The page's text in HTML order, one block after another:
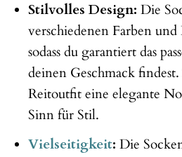
Stilvolles Design: Die
verschiedenen Farben
sodass du garantiert das
deinen Geschmack
Reitoutfit eine elegante
Sinn für Stil.
Vielseitigkeit: Die